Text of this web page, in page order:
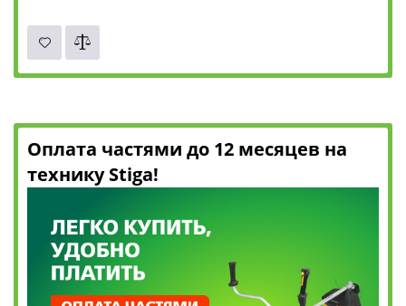
Оплата частями до 12 месяцев на
технику Stiga!